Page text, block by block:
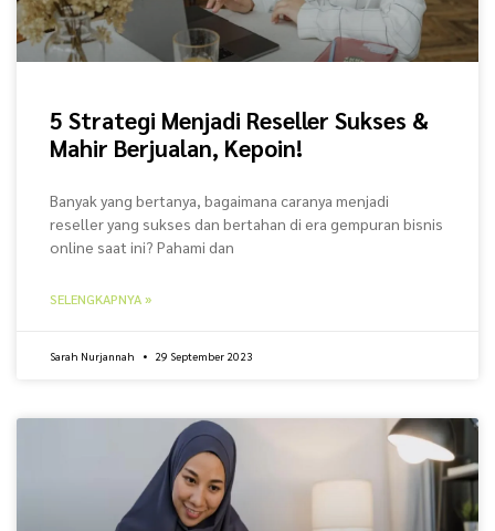
5 Strategi Menjadi Reseller Sukses &
Mahir Berjualan, Kepoin!
Banyak yang bertanya, bagaimana caranya menjadi
reseller yang sukses dan bertahan di era gempuran bisnis
online saat ini? Pahami dan
SELENGKAPNYA »
Sarah Nurjannah 29 September 2023